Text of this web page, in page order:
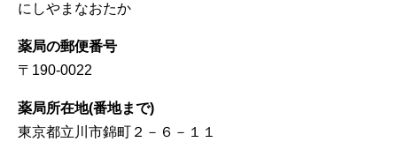
にしやまなおたか
薬局の郵便番号
〒190-0022
薬局所在地(番地まで)
東京都立川市錦町２－６－１１